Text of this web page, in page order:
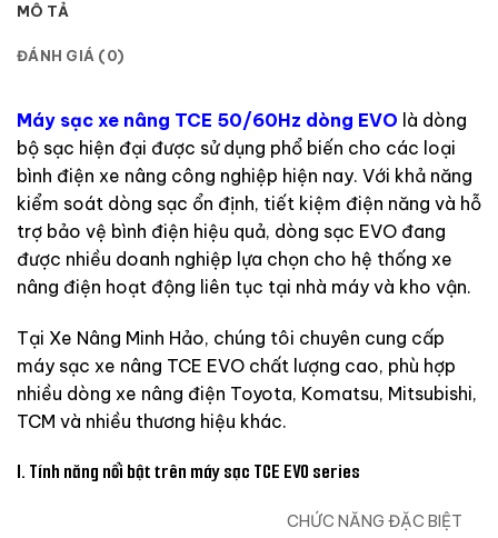
MÔ TẢ
ĐÁNH GIÁ (0)
Máy sạc xe nâng TCE 50/60Hz dòng EVO là dòng
bộ sạc hiện đại được sử dụng phổ biến cho các loại
bình điện xe nâng công nghiệp hiện nay. Với khả năng
kiểm soát dòng sạc ổn định, tiết kiệm điện năng và hỗ
trợ bảo vệ bình điện hiệu quả, dòng sạc EVO đang
được nhiều doanh nghiệp lựa chọn cho hệ thống xe
nâng điện hoạt động liên tục tại nhà máy và kho vận.
Tại Xe Nâng Minh Hảo, chúng tôi chuyên cung cấp
máy sạc xe nâng TCE EVO chất lượng cao, phù hợp
nhiều dòng xe nâng điện Toyota, Komatsu, Mitsubishi,
TCM và nhiều thương hiệu khác.
I. Tính năng nổi bật trên máy sạc TCE EVO series
CHỨC NĂNG ĐẶC BIỆT